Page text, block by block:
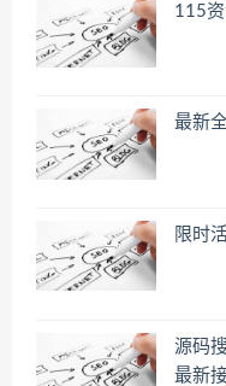
115
最新
限时
源码
最新